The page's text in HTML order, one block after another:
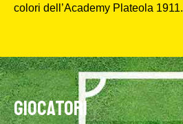
colori dell’Academy Plateola 1911.
GIOCATORI